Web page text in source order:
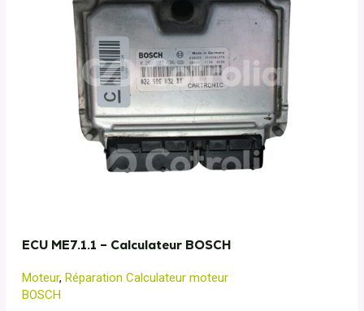
ECU ME7.1.1 – Calculateur BOSCH
Moteur, Réparation Calculateur moteur
BOSCH